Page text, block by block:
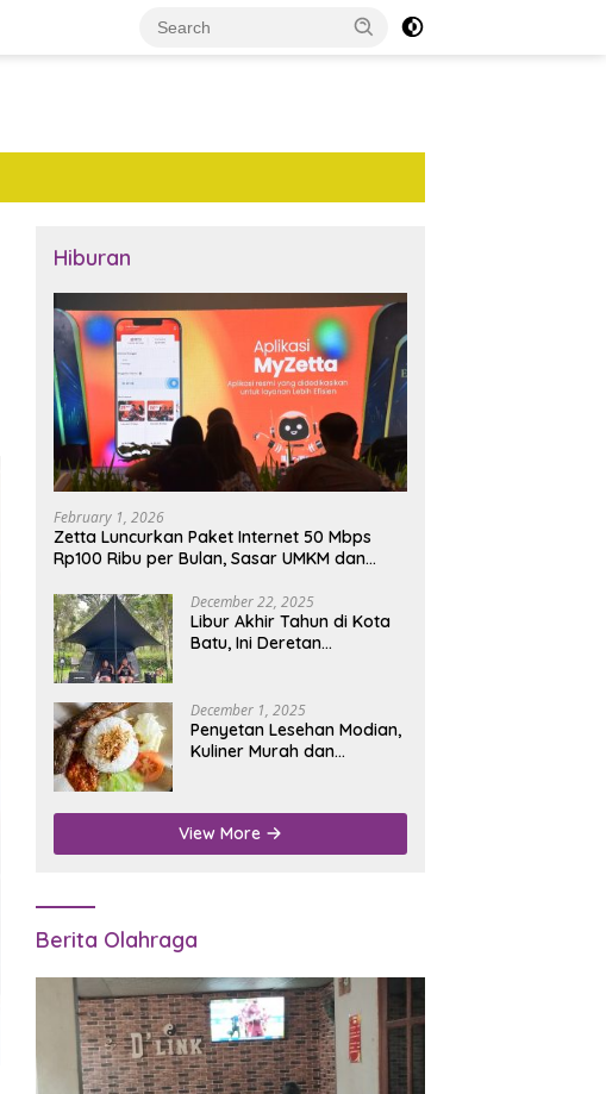
Hiburan
February 1, 2026
Zetta Luncurkan Paket Internet 50 Mbps
Rp100 Ribu per Bulan, Sasar UMKM dan
December 22, 2025
Libur Akhir Tahun di Kota
Batu, Ini Deretan
December 1, 2025
Penyetan Lesehan Modian,
Kuliner Murah dan
Nganjuk
View More
Berita Olahraga